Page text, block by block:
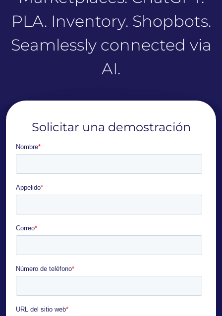
PLA. Inventory. Shopbots.
Seamlessly connected via
AI.
Solicitar una demostración